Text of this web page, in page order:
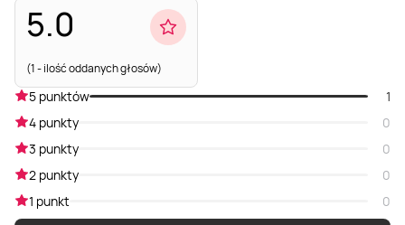
5.0
(1 - ilość oddanych głosów)
5 punktów
1
4 punkty
0
3 punkty
0
2 punkty
0
1 punkt
0